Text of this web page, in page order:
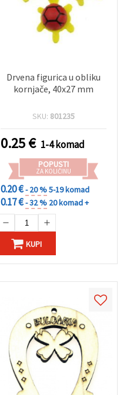
Drvena figurica u obliku
kornjače, 40x27 mm
SKU: 801235
0.25€ 1-4 komad
POPUSTI
ZA KOLIČINU
0.20 €- 20 %5-19 komad
0.17 €- 32 % 20 komad +
KUPI